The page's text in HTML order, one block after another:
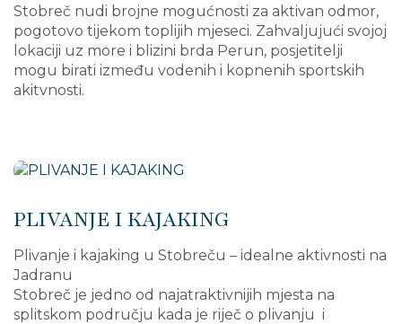
Stobreč nudi brojne mogućnosti za aktivan odmor,
pogotovo tijekom toplijih mjeseci. Zahvaljujući svojoj
lokaciji uz more i blizini brda Perun, posjetitelji
mogu birati između vodenih i kopnenih sportskih
akitvnosti.
PLIVANJE I KAJAKING
Plivanje i kajaking u Stobreču – idealne aktivnosti na
Jadranu
Stobreč je jedno od najatraktivnijih mjesta na
splitskom području kada je riječ o plivanju i